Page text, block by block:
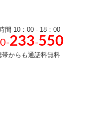
間 10：00 - 18：00
233-550
帯からも通話料無料